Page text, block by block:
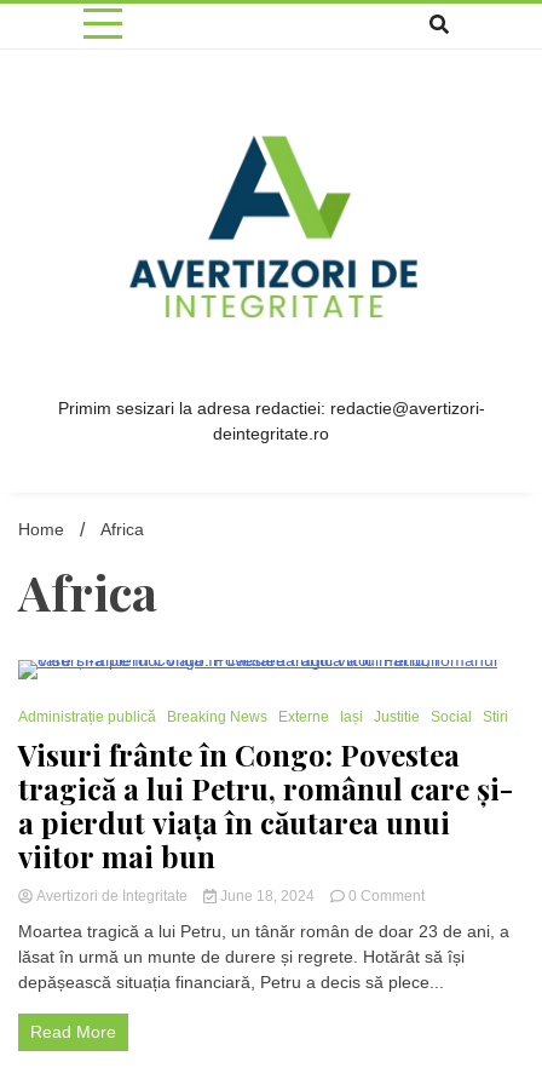
Primim sesizari la adresa redactiei: redactie@avertizori-
deintegritate.ro
Home Africa
Africa
Administrație publică
Breaking News Externe Iași Justitie Social Stiri
Visuri frânte în Congo: Povestea
tragică a lui Petru, românul care și-
a pierdut viața în căutarea unui
viitor mai bun
Avertizori de Integritate June 18, 2024 0 Commenton
frânte
în
Congo:
Moartea tragică a lui Petru, un tânăr român de doar 23 de ani, a
lăsat în urmă un munte de durere și regrete. Hotărât să își
depășească situația financiară, Petru a decis să plece...
Read More